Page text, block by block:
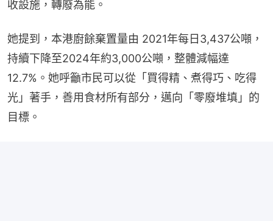
收設施，轉廢為能。
她提到，本港廚餘棄置量由 2021年每日3,437公噸，
持續下降至2024年約3,000公噸，整體減幅達
12.7%。她呼籲市民可以從「買得精、煮得巧、吃得
光」著手，善用食材所有部分，邁向「零廢堆填」的
目標。